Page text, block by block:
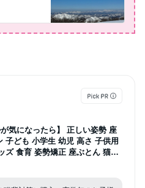
が気になったら】 正しい姿勢 座
子ども 小学生 幼児 高さ 子供用
ズ 食育 姿勢矯正 座ぶとん 猫背
ン お食事クッション 座禅座布
とん